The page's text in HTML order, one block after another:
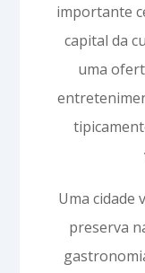
importante
capital da
uma
Uma cidade
preserva